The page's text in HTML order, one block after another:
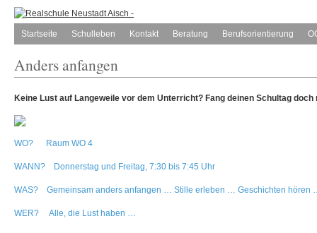
Startseite Schulleben Kontakt Beratung Berufsorientierung
Anders anfangen
Keine Lust auf Langeweile vor dem Unterricht? Fang deinen Schultag doch
WO? Raum WO 4
WANN? Donnerstag und Freitag, 7:30 bis 7:45 Uhr
WAS? Gemeinsam anders anfangen … Stille erleben … Geschichten hören
WER? Alle, die Lust haben …